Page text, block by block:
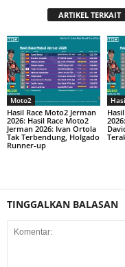
ARTIKEL TERKAIT
Moto2
Hasil Race Moto2 Jerman
2026: Hasil Race Moto2
Jerman 2026: Ivan Ortola
Tak Terbendung, Holgado
Runner-up
TINGGALKAN BALASAN